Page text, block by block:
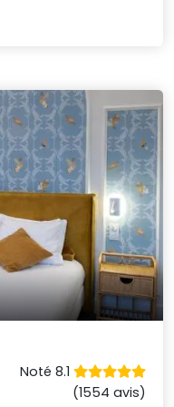
Noté 8.1
(1554 avis)